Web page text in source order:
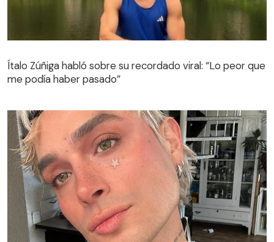
Ítalo Zúñiga habló sobre su recordado viral: “Lo peor que
me podía haber pasado”